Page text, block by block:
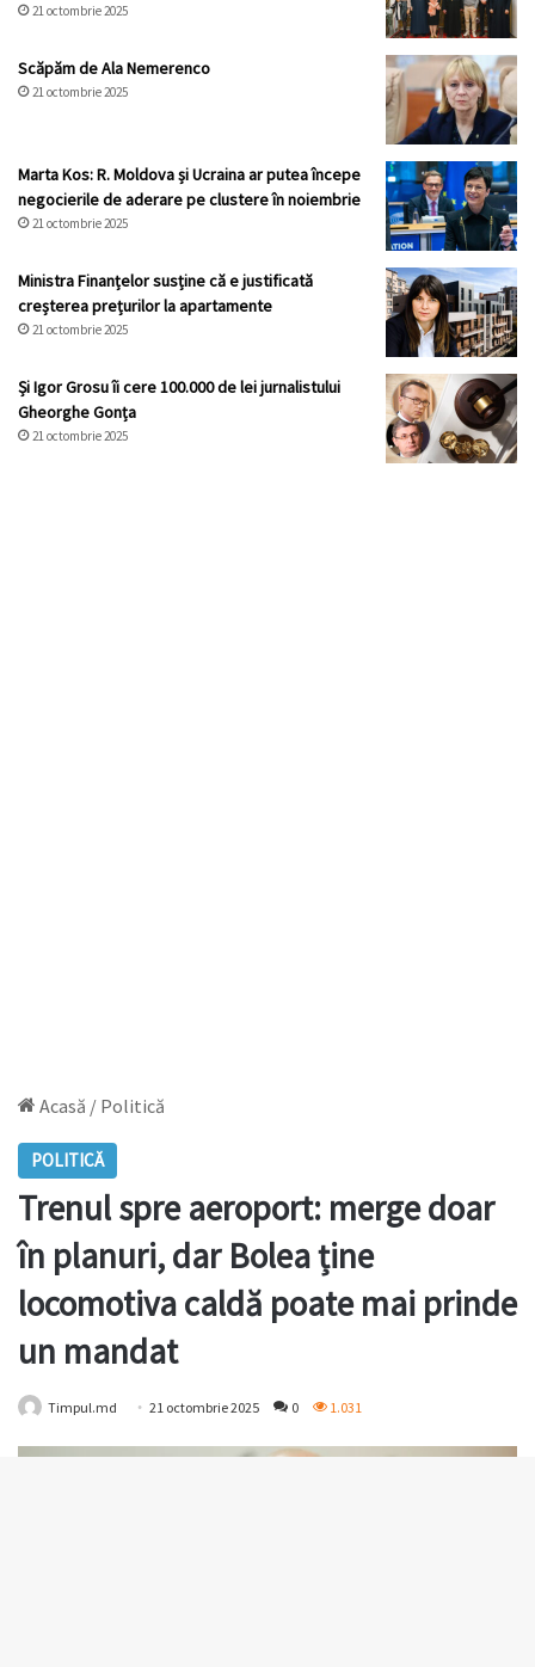
21 octombrie 2025
Scăpăm de Ala Nemerenco
21 octombrie 2025
Marta Kos: R. Moldova și Ucraina ar putea începe
negocierile de aderare pe clustere în noiembrie
21 octombrie 2025
Ministra Finanțelor susține că e justificată
creșterea prețurilor la apartamente
21 octombrie 2025
Și Igor Grosu îi cere 100.000 de lei jurnalistului
Gheorghe Gonța
21 octombrie 2025